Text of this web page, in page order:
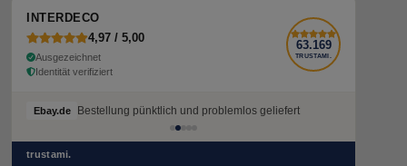
INTERDECO
4,97 / 5,00
Ausgezeichnet
Identität verifiziert
63.169
TRUSTAMI.
Ebay.de Bestellung pünktlich und problemlos geliefert
trustami.